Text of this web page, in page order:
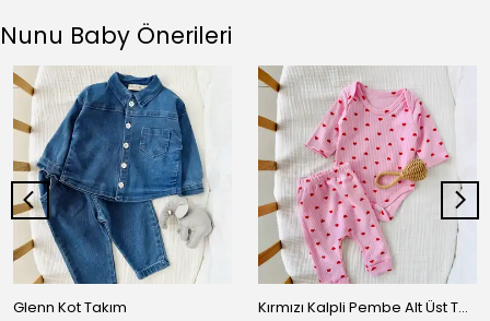
Nunu Baby Önerileri
Glenn Kot Takım Kırmızı Kalpli Pembe Alt Üst Takım